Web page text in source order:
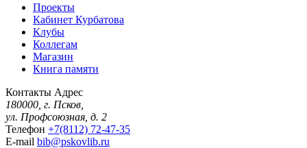
Проекты
Кабинет Курбатова
Клубы
Коллегам
Магазин
Книга памяти
Контакты Адрес
180000, г. Псков,
ул. Профсоюзная, д. 2
Телефон +7(8112) 72-47-35
E-mail bib@pskovlib.ru